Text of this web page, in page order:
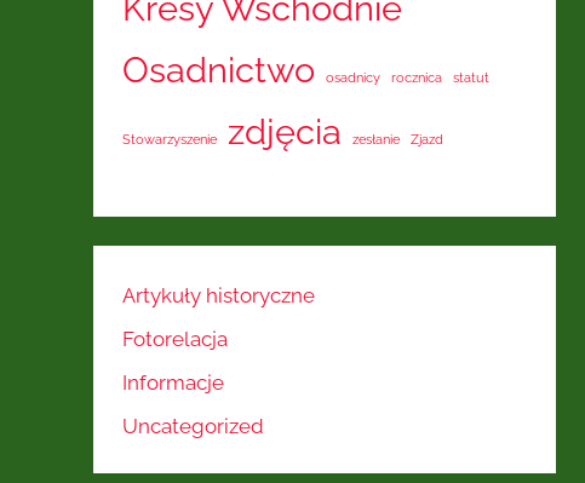
Osadnictwo
osadnicy rocznica statut
Stowarzyszenie zdjęcia zesłanie Zjazd
Artykuły historyczne
Fotorelacja
Informacje
Uncategorized